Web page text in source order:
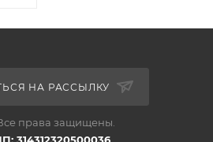
НА РАССЫЛКУ
права защищены.